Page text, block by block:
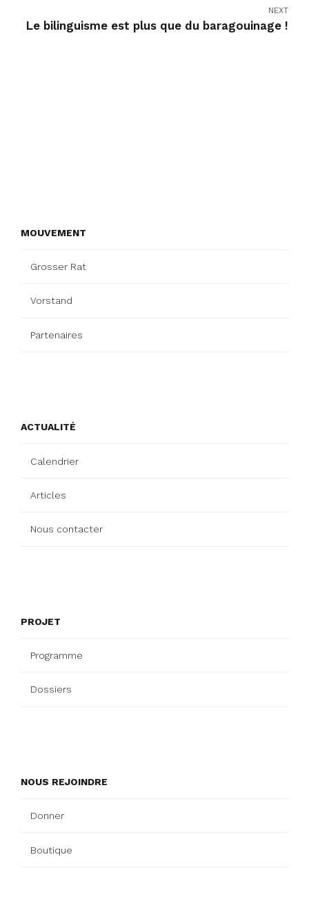
NEXT
Le bilinguisme est plus que du baragouinage !
MOUVEMENT
Grosser Rat
Vorstand
Partenaires
ACTUALITÉ
Calendrier
Articles
Nous contacter
PROJET
Programme
Dossiers
NOUS REJOINDRE
Donner
Boutique